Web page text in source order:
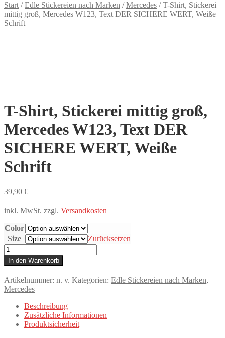
Start /Edle Stickereien nach Marken /Mercedes /T-Shirt, Stickerei
mittig groß, Mercedes W123, Text DER SICHERE WERT, Weiße
Schrift
T-Shirt, Stickerei mittig groß,
Mercedes W123, Text DER
SICHERE WERT, Weiße
Schrift
39,90 €
inkl. MwSt. zzgl. Versandkosten
Color
Size
Zurücksetzen
T-
Shirt,
Stickerei
mittig
groß,
Mercedes
W123,
SICHERE
In den Warenkorb
Artikelnummer: n. v. Kategorien: Edle Stickereien nach Marken,
Mercedes
Beschreibung
Zusätzliche Informationen
Produktsicherheit